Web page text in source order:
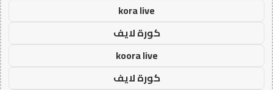
kora live
كورة لايف
koora live
كورة لايف